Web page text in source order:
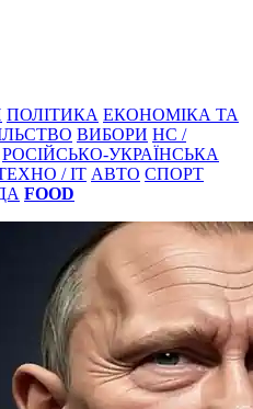
ПОЛІТИКА ЕКОНОМІКА ТА
ВИБОРИ НС /
РОСІЙСЬКО-УКРАЇНСЬКА
/ IT АВТО СПОРТ
FOOD